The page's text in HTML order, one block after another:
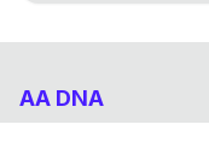
AA DNA